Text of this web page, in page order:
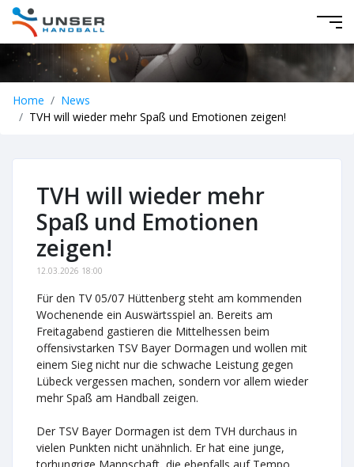
Home
News
TVH will wieder mehr Spaß und Emotionen zeigen!
TVH will wieder mehr
Spaß und Emotionen
zeigen!
12.03.2026 18:00
Für den TV 05/07 Hüttenberg steht am kommenden
Wochenende ein Auswärtsspiel an. Bereits am
Freitagabend gastieren die Mittelhessen beim
offensivstarken TSV Bayer Dormagen und wollen mit
einem Sieg nicht nur die schwache Leistung gegen
Lübeck vergessen machen, sondern vor allem wieder
mehr Spaß am Handball zeigen.
Der TSV Bayer Dormagen ist dem TVH durchaus in
vielen Punkten nicht unähnlich. Er hat eine junge,